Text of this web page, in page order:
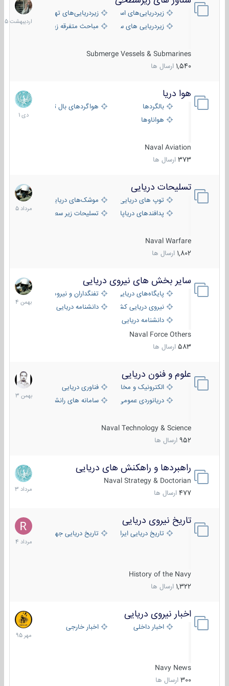
زیردریایی‌های استراتژیکزیردریایی‌های تهاجمی
زیردریایی های سبک
مباحث متفرقه زیرسطحی
Submerge Vessels & Submarines
1,540 ارسال ها
1405
هوا دریا
بالگردها
هواگردهای بال ثابت
هواناوها
Naval Aviation
373 ارسال ها
12
دی
1401
تسلیحات دریایی
توپ های دریایی
موشک‌های دریایی
پدافندهای دریاپایه
تسلیحات زیر سطحی
Naval Warfare
1,802 ارسال ها
2
مرداد
1405
سایر بخش های نیروی دریایی
پایگاه‌های دریایی
تفنگداران و نیروهای ویژه‌ی دریایی
نیروی دریایی کشورهای مختلفدانشنامه دریایی
دانشنامه دریایی کپی
Naval Force Others
583 ارسال ها
22
بهمن
1404
علوم و فنون دریایی
الکترونیک و مخابرات دریاییفناوری دریایی
دریانوردی عمومی
سامانه های رانشی دریایی
Naval Technology & Science
952 ارسال ها
6
بهمن
1403
راهبردها و راهکنش های دریایی
Naval Strategy & Doctorian
477 ارسال ها
2
مرداد
1403
تاریخ نیروی دریایی
تاریخ دریایی ایران تاریخ دریایی جهان
History of the Navy
1,322 ارسال ها
16
مرداد
1404
اخبار نیروی دریایی
اخبار داخلی اخبار خارجی
Navy News
300 ارسال ها
27
مهر
1395